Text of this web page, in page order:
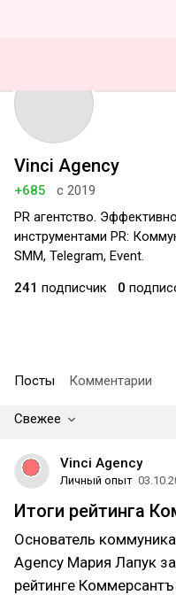
Vinci Agency
+685
с 2019
PR агентство.
инструментами PR:
SMM, Telegram, Event.
241 подписчик 0
Посты Комментарии
Свежее
Vinci Agency
Личный опыт
Итоги рейтинга
Основатель
Agency Мария Лапук
рейтинге